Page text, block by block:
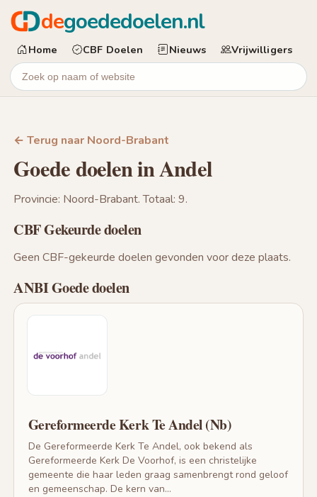
degoededoelen.nl
Home CBF Doelen Nieuws Vrijwilligers
← Terug naar Noord-Brabant
Goede doelen in Andel
Provincie: Noord-Brabant. Totaal: 9.
CBF Gekeurde doelen
Geen CBF-gekeurde doelen gevonden voor deze plaats.
ANBI Goede doelen
Gereformeerde Kerk Te Andel (Nb)
De Gereformeerde Kerk Te Andel, ook bekend als
Gereformeerde Kerk De Voorhof, is een christelijke
gemeente die haar leden graag samenbrengt rond geloof
en gemeenschap. De kern van...